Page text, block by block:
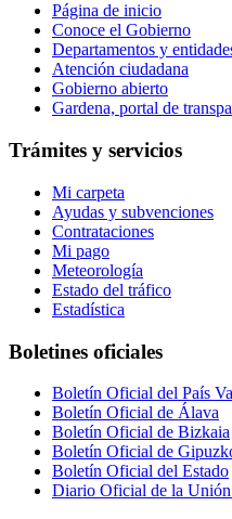
Página de inicio
Conoce el Gobierno
Departamentos y
Atención ciudadana
Gobierno abierto
Gardena, portal de
Trámites y servicios
Mi carpeta
Ayudas y subvenciones
Contrataciones
Mi pago
Meteorología
Estado del tráfico
Estadística
Boletines oficiales
Boletín Oficial del País
Boletín Oficial de Álava
Boletín Oficial de Bizkaia
Boletín Oficial de
Boletín Oficial del Estado
Diario Oficial de la Unión